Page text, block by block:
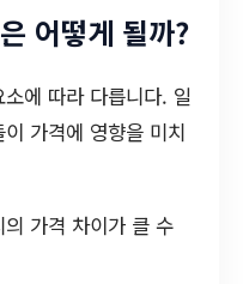
어떻게 될까?
에 따라 다릅니다. 일
가격에 영향을 미치
가격 차이가 클 수